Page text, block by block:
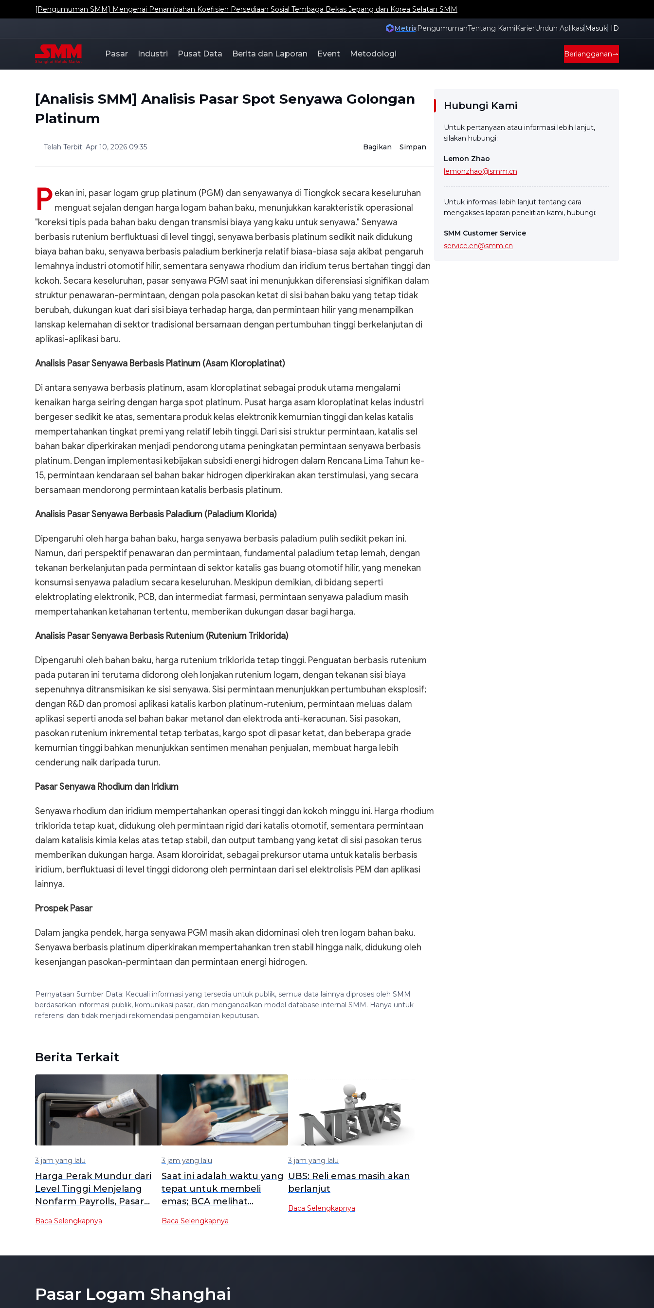
[Pengumuman SMM] Mengenai Penambahan Koefisien Persediaan Sosial Tembaga Bekas Jepang dan Korea Selatan SMM
MetrixPengumumanTentang KamiKarierUnduh Aplikasi Masuk ID
Pasar Industri Pusat Data Berita dan Laporan Event Metodologi Berlangganan
[Analisis SMM] Analisis Pasar Spot Senyawa Golongan
Platinum
Telah Terbit: Apr 10, 2026 09:35 Bagikan Simpan
P ekan ini, pasar logam grup platinum (PGM) dan senyawanya di Tiongkok secara keseluruhan
menguat sejalan dengan harga logam bahan baku, menunjukkan karakteristik operasional
"koreksi tipis pada bahan baku dengan transmisi biaya yang kaku untuk senyawa." Senyawa
berbasis rutenium berfluktuasi di level tinggi, senyawa berbasis platinum sedikit naik didukung
biaya bahan baku, senyawa berbasis paladium berkinerja relatif biasa-biasa saja akibat pengaruh
lemahnya industri otomotif hilir, sementara senyawa rhodium dan iridium terus bertahan tinggi dan
kokoh. Secara keseluruhan, pasar senyawa PGM saat ini menunjukkan diferensiasi signifikan dalam
struktur penawaran-permintaan, dengan pola pasokan ketat di sisi bahan baku yang tetap tidak
berubah, dukungan kuat dari sisi biaya terhadap harga, dan permintaan hilir yang menampilkan
lanskap kelemahan di sektor tradisional bersamaan dengan pertumbuhan tinggi berkelanjutan di
aplikasi-aplikasi baru.
Analisis Pasar Senyawa Berbasis Platinum (Asam Kloroplatinat)
Di antara senyawa berbasis platinum, asam kloroplatinat sebagai produk utama mengalami
kenaikan harga seiring dengan harga spot platinum. Pusat harga asam kloroplatinat kelas industri
bergeser sedikit ke atas, sementara produk kelas elektronik kemurnian tinggi dan kelas katalis
mempertahankan tingkat premi yang relatif lebih tinggi. Dari sisi struktur permintaan, katalis sel
bahan bakar diperkirakan menjadi pendorong utama peningkatan permintaan senyawa berbasis
platinum. Dengan implementasi kebijakan subsidi energi hidrogen dalam Rencana Lima Tahun ke-
15, permintaan kendaraan sel bahan bakar hidrogen diperkirakan akan terstimulasi, yang secara
bersamaan mendorong permintaan katalis berbasis platinum.
Analisis Pasar Senyawa Berbasis Paladium (Paladium Klorida)
Dipengaruhi oleh harga bahan baku, harga senyawa berbasis paladium pulih sedikit pekan ini.
Namun, dari perspektif penawaran dan permintaan, fundamental paladium tetap lemah, dengan
tekanan berkelanjutan pada permintaan di sektor katalis gas buang otomotif hilir, yang menekan
konsumsi senyawa paladium secara keseluruhan. Meskipun demikian, di bidang seperti
elektroplating elektronik, PCB, dan intermediat farmasi, permintaan senyawa paladium masih
mempertahankan ketahanan tertentu, memberikan dukungan dasar bagi harga.
Analisis Pasar Senyawa Berbasis Rutenium (Rutenium Triklorida)
Dipengaruhi oleh bahan baku, harga rutenium triklorida tetap tinggi. Penguatan berbasis rutenium
pada putaran ini terutama didorong oleh lonjakan rutenium logam, dengan tekanan sisi biaya
sepenuhnya ditransmisikan ke sisi senyawa. Sisi permintaan menunjukkan pertumbuhan eksplosif;
dengan R&D dan promosi aplikasi katalis karbon platinum-rutenium, permintaan meluas dalam
aplikasi seperti anoda sel bahan bakar metanol dan elektroda anti-keracunan. Sisi pasokan,
pasokan rutenium inkremental tetap terbatas, kargo spot di pasar ketat, dan beberapa grade
kemurnian tinggi bahkan menunjukkan sentimen menahan penjualan, membuat harga lebih
cenderung naik daripada turun.
Pasar Senyawa Rhodium dan Iridium
Senyawa rhodium dan iridium mempertahankan operasi tinggi dan kokoh minggu ini. Harga rhodium
triklorida tetap kuat, didukung oleh permintaan rigid dari katalis otomotif, sementara permintaan
dalam katalisis kimia kelas atas tetap stabil, dan output tambang yang ketat di sisi pasokan terus
memberikan dukungan harga. Asam kloroiridat, sebagai prekursor utama untuk katalis berbasis
iridium, berfluktuasi di level tinggi didorong oleh permintaan dari sel elektrolisis PEM dan aplikasi
lainnya.
Prospek Pasar
Dalam jangka pendek, harga senyawa PGM masih akan didominasi oleh tren logam bahan baku.
Senyawa berbasis platinum diperkirakan mempertahankan tren stabil hingga naik, didukung oleh
kesenjangan pasokan-permintaan dan permintaan energi hidrogen.
Pernyataan Sumber Data: Kecuali informasi yang tersedia untuk publik, semua data lainnya diproses oleh SMM
berdasarkan informasi publik, komunikasi pasar, dan mengandalkan model database internal SMM. Hanya untuk
referensi dan tidak menjadi rekomendasi pengambilan keputusan.
Berita Terkait
3 jam yang lalu
Harga Perak Mundur dari
Level Tinggi Menjelang
Nonfarm Payrolls, Pasar
[Komentar Harian SMM]
Baca Selengkapnya
3 jam yang lalu
Saat ini adalah waktu yang
tepat untuk membeli
emas; BCA melihat
imbal hasil riil yang
Baca Selengkapnya
3 jam yang lalu
UBS: Reli emas masih akan
berlanjut
Baca Selengkapnya
Hubungi Kami
Untuk pertanyaan atau informasi lebih lanjut,
silakan hubungi:
Lemon Zhao
lemonzhao@smm.cn
Untuk informasi lebih lanjut tentang cara
mengakses laporan penelitian kami, hubungi:
SMM Customer Service
service.en@smm.cn
Pasar Logam Shanghai